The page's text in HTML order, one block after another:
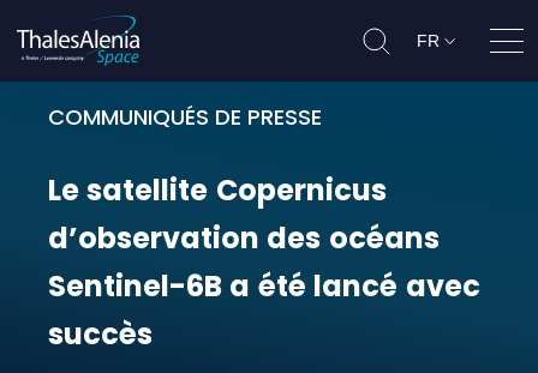
FR
COMMUNIQUÉS DE PRESSE
Le satellite Copernicus
Lesatellite Copernicus
d’observation des océans
Sentinel-6B a été lancé avec
succès